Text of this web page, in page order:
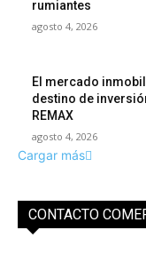
rumiantes
agosto 4, 2026
El mercado
destino de
REMAX
agosto 4, 2026
Cargar más
CONTACTO